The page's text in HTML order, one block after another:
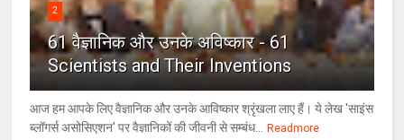
2
61 वैज्ञानिक और उनके अविष्कार - 61
Scientists and Their Inventions
आज हम आपके लिए वैज्ञानिक और उनके आविष्कार श्रृंखला लाए हैं। ये लेख 'साइंस
ब्लॉगर्स असोसिएशन' पर वैज्ञा‍निकों की जीवनी से सम्बंध...
Readmore